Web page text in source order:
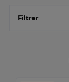
Filtrer